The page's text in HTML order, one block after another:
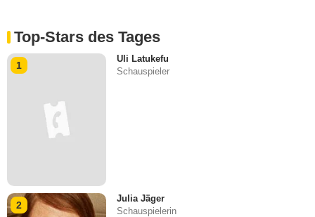
Top-Stars des Tages
1
Uli Latukefu
Schauspieler
2
Julia Jäger
Schauspielerin